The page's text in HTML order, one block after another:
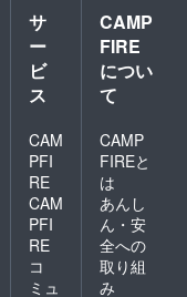
の場合
は、会
場まで
の交通
費、宿
泊費等
者様側
でのご
負担を
お願い
いたし
ます。
※2026
年3月末
までの
サ
ー
ビ
ス
CAM
PFI
RE
CAM
PFI
RE
コ
ミュ
CAMP
FIRE
につい
て
CAMP
FIREと
は
あんし
ん・安
全への
取り組
み